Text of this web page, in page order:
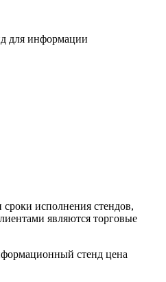
исполнения стендов,
являются торговые